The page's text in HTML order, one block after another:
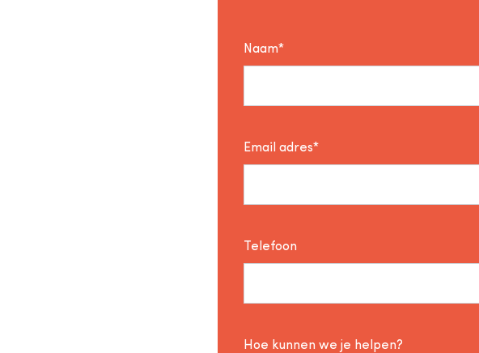
Naam*
Email adres*
Telefoon
Hoe kunnen we je helpen?